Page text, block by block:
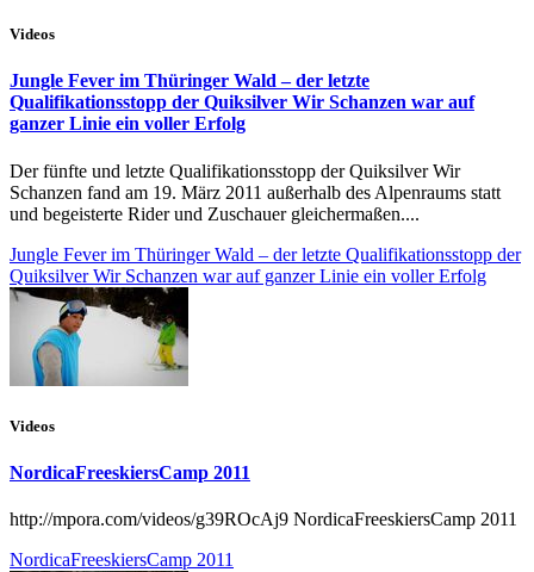
Videos
Jungle Fever im Thüringer Wald – der letzte
Qualifikationsstopp der Quiksilver Wir Schanzen war auf
ganzer Linie ein voller Erfolg
Der fünfte und letzte Qualifikationsstopp der Quiksilver Wir
Schanzen fand am 19. März 2011 außerhalb des Alpenraums statt
und begeisterte Rider und Zuschauer gleichermaßen....
Jungle Fever im Thüringer Wald – der letzte Qualifikationsstopp der
Quiksilver Wir Schanzen war auf ganzer Linie ein voller Erfolg
Videos
NordicaFreeskiersCamp 2011
http://mpora.com/videos/g39ROcAj9 NordicaFreeskiersCamp 2011
NordicaFreeskiersCamp 2011